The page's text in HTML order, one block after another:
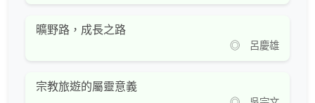
曠野路，成長之路
◎ 呂慶雄
宗教旅遊的屬靈意義